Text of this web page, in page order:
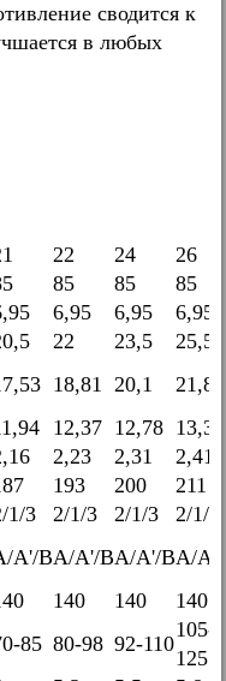
сводится к
в любых
22 24
26
85 85
85
6,95 6,95
6,95
22 23,5
25,5
18,81 20,1
21,8
12,37 12,78 13,31
2,23 2,31
2,41
193 200
211
1/3 2/1/3 2/1/3
2/1/3
A'/BA/A'/BA/A'/BA/A'/
140 140
140
85 80-98 92-110
105-
125